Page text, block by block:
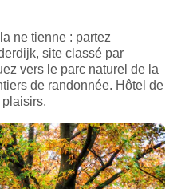
ne tienne : partez
site classé par
vers le parc naturel de la
de randonnée. Hôtel de